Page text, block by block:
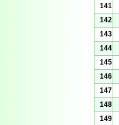
141
142
143
144
145
146
147
148
149